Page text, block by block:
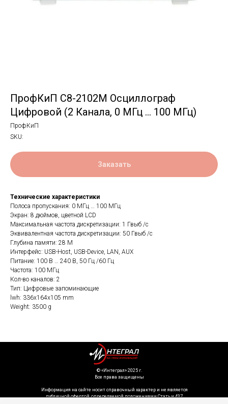
ПрофКиП С8-2102М Осциллограф
Цифровой (2 Канала, 0 МГц … 100 МГц)
ПрофКиП
SKU:
Заказать
Технические характеристики
Полоса пропускания: 0 МГц … 100 МГц
Экран: 8 дюймов, цветной LCD
Максимальная частота дискретизации: 1 Гвыб /с
Эквивалентная частота дискретизации: 50 Гвыб /с
Глубина памяти: 28 М
Интерфейс: USB-Host, USB-Device, LAN, AUX
Питание: 100 В … 240 В, 50 Гц /60 Гц
Частота: 100 МГц
Кол-во каналов: 2
Тип: Цифровые запоминающие
lwh: 336x164x105 mm
Weight: 3500 g
Информация на сайте носит справочный характер и не является
публичной офертой, определяемой положениями Статьи 437
©️ «Интеграл» 2025 г.
Все права защищены